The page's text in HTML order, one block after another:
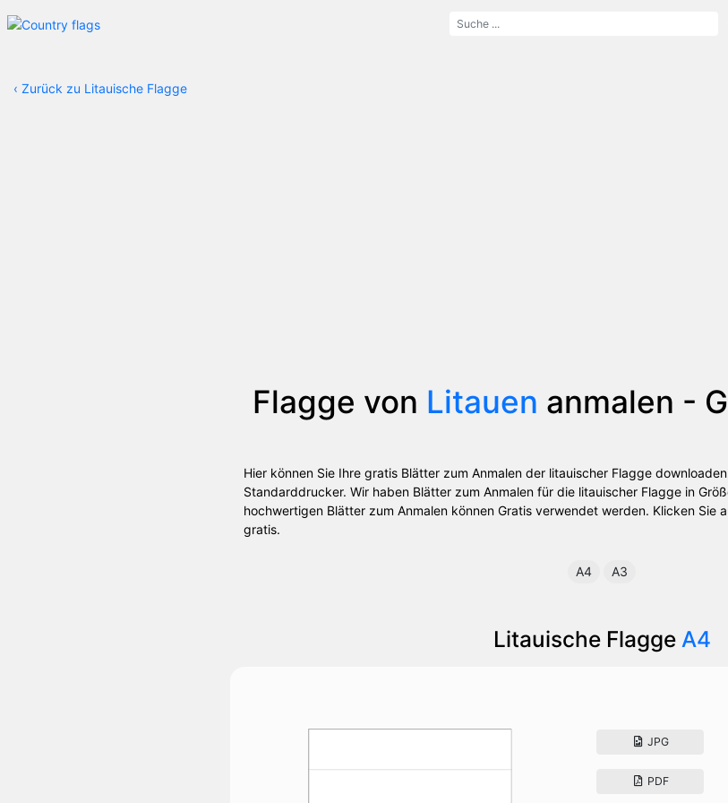
‹ Zurück zu Litauische Flagge
Flagge von Litauen anmalen -
Hier können Sie Ihre gratis Blätter zum Anmalen der litauischer Flagge
Standarddrucker. Wir haben Blätter zum Anmalen für die litauischer Flagge in
hochwertigen Blätter zum Anmalen können Gratis verwendet werden. Klicken Sie
gratis.
A4 A3
Litauische Flagge A4
JPG
PDF